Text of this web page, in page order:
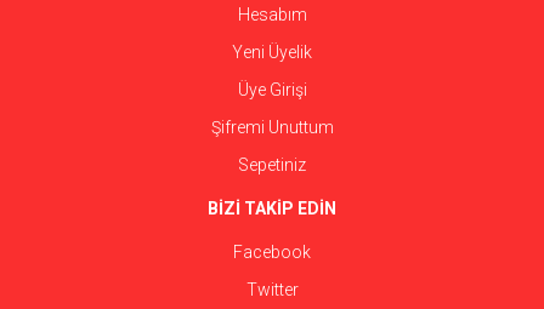
Hesabım
Yeni Üyelik
Üye Girişi
Şifremi Unuttum
Sepetiniz
BİZİ TAKİP EDİN
Facebook
Twitter